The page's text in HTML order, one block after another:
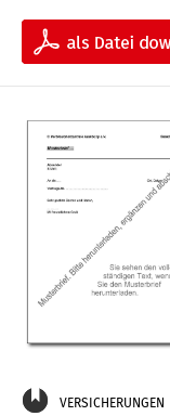
VERSICHERUNGEN